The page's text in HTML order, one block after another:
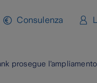
Consulenza
prosegue